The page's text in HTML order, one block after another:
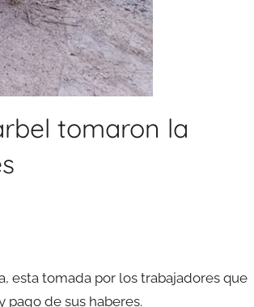
tomaron la
esta tomada por los trabajadores que
pago de sus haberes.